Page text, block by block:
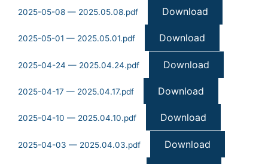
2025-05-08 — 2025.05.08.pdf Download
2025-05-01 — 2025.05.01.pdf Download
2025-04-24 — 2025.04.24.pdf Download
2025-04-17 — 2025.04.17.pdf Download
2025-04-10 — 2025.04.10.pdf Download
2025-04-03 — 2025.04.03.pdf Download